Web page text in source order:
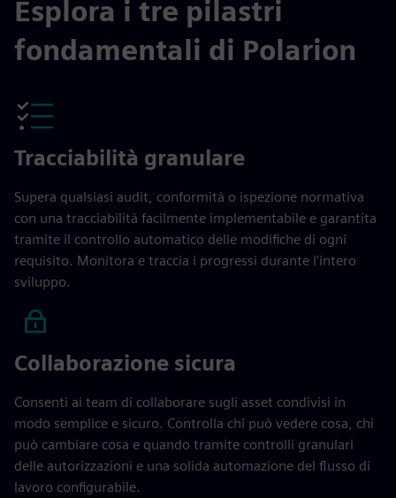
Esplora i tre pilastri
fondamentali di Polarion
Tracciabilità granulare
Supera qualsiasi audit, conformità o ispezione normativa
con una tracciabilità facilmente implementabile e garantita
tramite il controllo automatico delle modifiche di ogni
requisito. Monitora e traccia i progressi durante l'intero
sviluppo.
Collaborazione sicura
Consenti ai team di collaborare sugli asset condivisi in
modo semplice e sicuro. Controlla chi può vedere cosa, chi
può cambiare cosa e quando tramite controlli granulari
delle autorizzazioni e una solida automazione del flusso di
lavoro configurabile.